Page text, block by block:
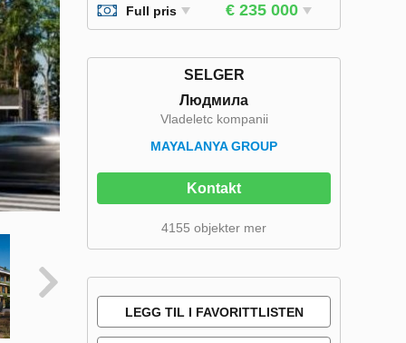
Full pris € 235 000
SELGER
Людмила
Vladeletc kompanii
MAYALANYA GROUP
Kontakt
4155 objekter mer
LEGG TIL I FAVORITTLISTEN